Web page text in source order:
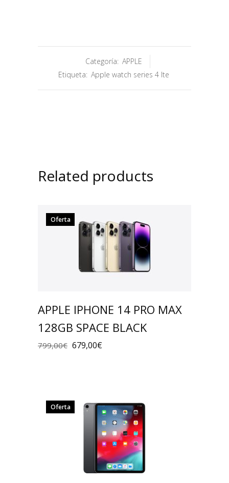
Categoría: APPLE
Etiqueta: Apple watch series 4 lte
Related products
Oferta
APPLE IPHONE 14 PRO MAX
128GB SPACE BLACK
799,00€ 679,00€
Oferta